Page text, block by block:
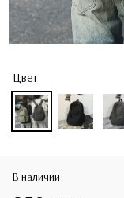
Цвет
В наличии